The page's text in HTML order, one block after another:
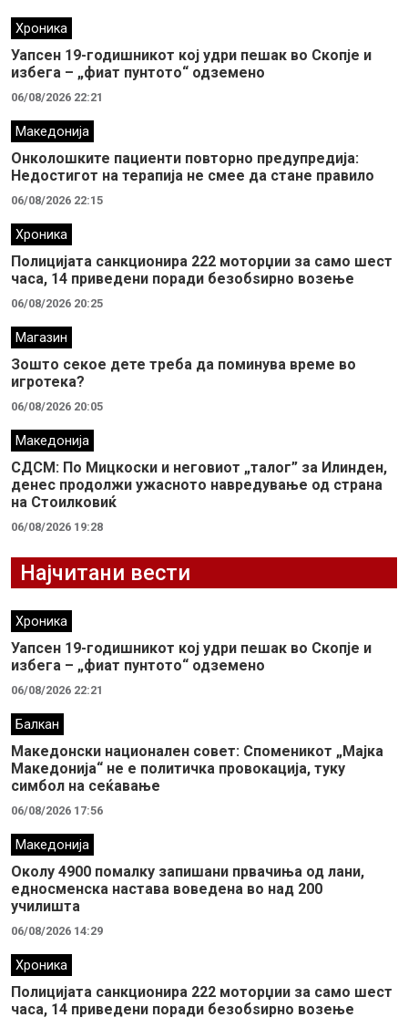
Хроника
Уапсен 19-годишникот кој удри пешак во Скопје и
избега – „фиат пунтото“ одземено
06/08/2026 22:21
Македонија
Онколошките пациенти повторно предупредија:
Недостигот на терапија не смее да стане правило
06/08/2026 22:15
Хроника
Полицијата санкционира 222 моторџии за само шест
часа, 14 приведени поради безобѕирно возење
06/08/2026 20:25
Магазин
Зошто секое дете треба да поминува време во
игротека?
06/08/2026 20:05
Македонија
СДСМ: По Мицкоски и неговиот „талог” за Илинден,
денес продолжи ужасното навредување од страна
на Стоилковиќ
06/08/2026 19:28
Најчитани вести
Хроника
Уапсен 19-годишникот кој удри пешак во Скопје и
избега – „фиат пунтото“ одземено
06/08/2026 22:21
Балкан
Македонски национален совет: Споменикот „Мајка
Македонија“ не е политичка провокација, туку
симбол на сеќавање
06/08/2026 17:56
Македонија
Околу 4900 помалку запишани првачиња од лани,
едносменска настава воведена во над 200
училишта
06/08/2026 14:29
Хроника
Полицијата санкционира 222 моторџии за само шест
часа, 14 приведени поради безобѕирно возење